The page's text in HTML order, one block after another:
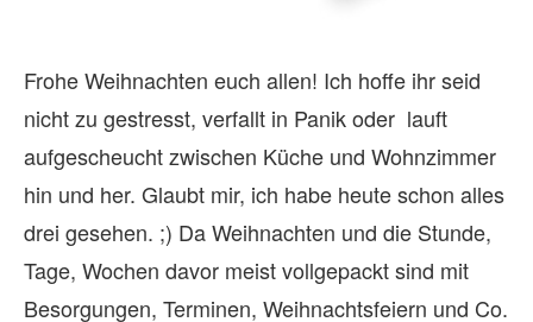
Frohe Weihnachten euch allen! Ich hoffe ihr seid
nicht zu gestresst, verfallt in Panik oder lauft
aufgescheucht zwischen Küche und Wohnzimmer
hin und her. Glaubt mir, ich habe heute schon alles
drei gesehen. ;) Da Weihnachten und die Stunde,
Tage, Wochen davor meist vollgepackt sind mit
Besorgungen, Terminen, Weihnachtsfeiern und Co.